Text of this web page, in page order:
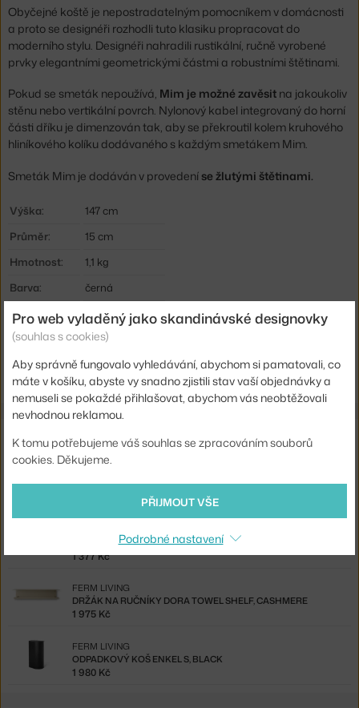
Obyčejné koště je nepostradatelným pomocníkem v domácnosti
a proto se designéři rozhodli tuto klasiku propracovat do
moderního stylu. Designéři nahradili rustikální, ručně vyrobené
prvky elegantními geometrickými částmi a robustními štětinami.
Pokud se smeták nepoužívá, Mim je možné zavěsit na jakoukoliv
stěnu nebo vertikální povrch. Nylonový kabel integrovaný do horní
části dříku je dimenzován tak, aby se překroutil kolem kruhového
hliníkového kolíku dodávaného s každým smetákem Mim.
Smeták Mim je dodáván v provedení se žlutými štětinami.
Výška:
147 cm
Průměr:
15 cm
Hmotnost:
1,1 kg
Barva:
černá
Materiál:
eloxovaný hliník
Kód produktu NRT-3110
EAN
7073337000671
Také by se vám mohlo líbit
DRŽÁK NA TOALETNÍ PAPÍR DORA W. SHELF, WHITE
DRŽÁK TOWEL, BLUE
1 377 Kč
DRŽÁK NA RUČNÍKY DORA TOWEL SHELF, CASHMERE
FERM LIVING
1 975 Kč
ODPADKOVÝ KOŠ ENKEL S, BLACK
FERM LIVING
1 980 Kč
Pro web vyladěný jako skandinávské designovky
(souhlas s cookies)
Aby správně fungovalo vyhledávání, abychom si pamatovali, co
máte v košíku, abyste vy snadno zjistili stav vaší objednávky a
nemuseli se pokaždé přihlašovat, abychom vás neobtěžovali
nevhodnou reklamou.
K tomu potřebujeme váš souhlas se zpracováním souborů
cookies. Děkujeme.
PŘIJMOUT VŠE
Podrobné nastavení